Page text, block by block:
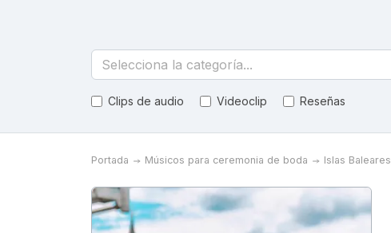
Selecciona la categoría...
Clips de audio Videoclip Reseñas
Portada Músicos para ceremonia de boda Islas Baleares